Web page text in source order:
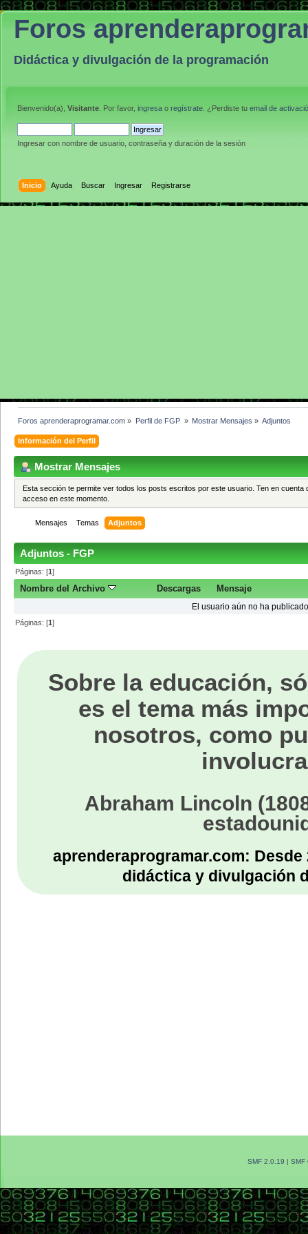
Foros
Didáctica y divulgación de la programación
Bienvenido(a), Visitante . Por favor, ingresa o regístrate . ¿Perdiste tu email de
Ingresar con nombre de usuario, contraseña y duración de la sesión
Inicio Ayuda Buscar Ingresar Registrarse
Foros aprenderaprogramar.com » Perfil de FGP » Mostrar Mensajes » Adjuntos
Información del Perfil
Mostrar Mensajes
Esta sección te permite ver todos los posts escritos por este usuario. Ten en
acceso en este momento.
Mensajes Temas Adjuntos
Adjuntos - FGP
Páginas: [1]
Nombre del Archivo Descargas Mensaje
El usuario aún no ha
Páginas: [1]
Sobre la educación,
es el tema más
nosotros, como
Abraham Lincoln
aprenderaprogramar.com:
didáctica y divulgación
SMF 2.0.19 | SMF